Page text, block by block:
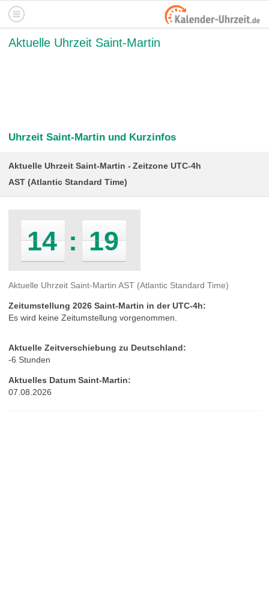
Aktuelle Uhrzeit Saint-Martin
Uhrzeit Saint-Martin und Kurzinfos
Aktuelle Uhrzeit Saint-Martin Zeitzone UTC-4h
AST (Atlantic Standard Time)
14 : 19
Aktuelle Uhrzeit Saint-Martin AST (Atlantic Standard Time)
Zeitumstellung 2026 Saint-Martin in der UTC-4h:
Es wird keine Zeitumstellung vorgenommen.
Aktuelle Zeitverschiebung zu Deutschland:
-6 Stunden
Aktuelles Datum Saint-Martin:
07.08.2026